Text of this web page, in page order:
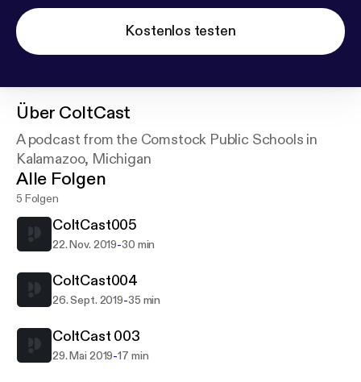
Kostenlos testen
Über ColtCast
A podcast from the Comstock Public Schools in
Kalamazoo, Michigan
Alle Folgen
5 Folgen
ColtCast005
22. Nov. 2019-30 min
ColtCast004
26. Sept. 2019-35 min
ColtCast 003
29. Mai 2019-17 min